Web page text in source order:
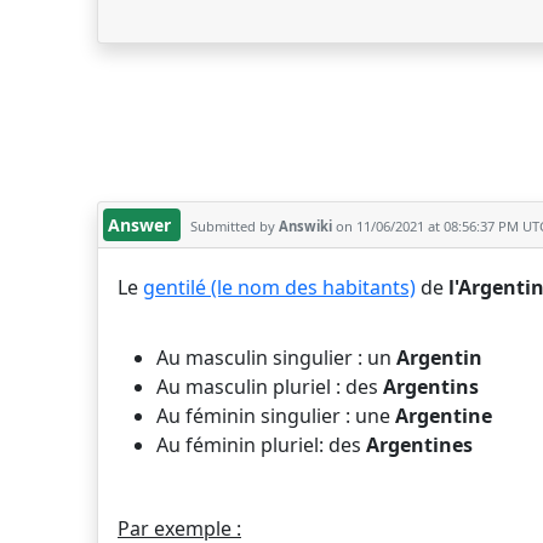
Answer Submitted by Answiki on 11/06/2021 at 08:56:37 PM
Le gentilé (le nom des habitants)de
Au masculin singulier : un Argentin
Au masculin pluriel : des Argentins
Au féminin singulier : uneArgentine
Au féminin pluriel: des Argentines
Par exemple :